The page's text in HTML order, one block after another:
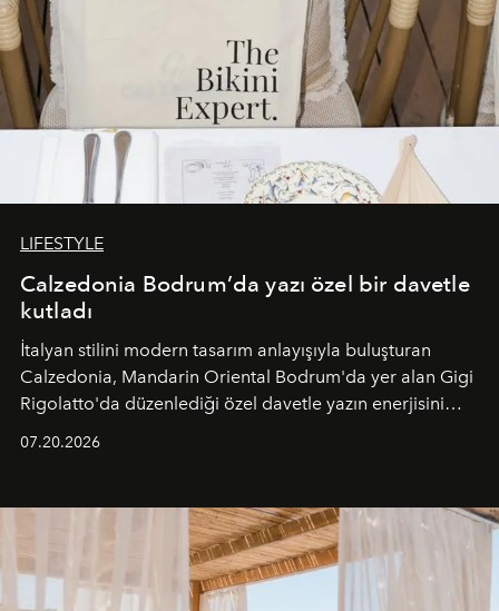
LIFESTYLE
Calzedonia Bodrum’da yazı özel bir davetle
kutladı
İtalyan stilini modern tasarım anlayışıyla buluşturan
Calzedonia, Mandarin Oriental Bodrum'da yer alan Gigi
Rigolatto'da düzenlediği özel davetle yazın enerjisini
07.20.2026